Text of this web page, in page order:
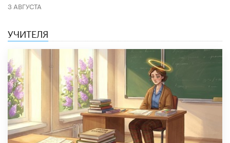
3 АВГУСТА
УЧИТЕЛЯ